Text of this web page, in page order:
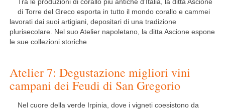
Tra le produzioni di corallo più antiche d’Italia, la ditta Ascione
di Torre del Greco esporta in tutto il mondo corallo e cammei
lavorati dai suoi artigiani, depositari di una tradizione
plurisecolare. Nel suo Atelier napoletano, la ditta Ascione espone
le sue collezioni storiche
Atelier 7: Degustazione migliori vini
campani dei Feudi di San Gregorio
Nel cuore della verde Irpinia, dove i vigneti coesistono da